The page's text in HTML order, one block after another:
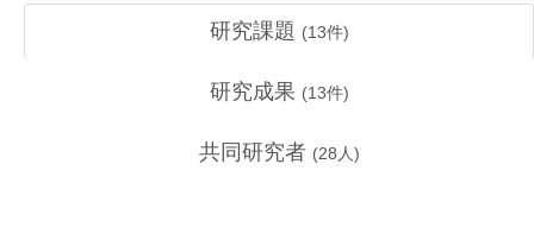
研究課題 (13件)
研究成果 (13件)
共同研究者 (28 人)